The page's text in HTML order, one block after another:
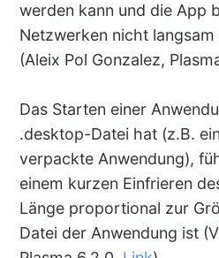
werden kann und die App
Netzwerken nicht
(Aleix Pol Gonzalez,
Das Starten einer
.desktop-Datei hat (z.B.
verpackte Anwendung),
einem kurzen Einfrieren
Länge proportional zur
Datei der Anwendung ist